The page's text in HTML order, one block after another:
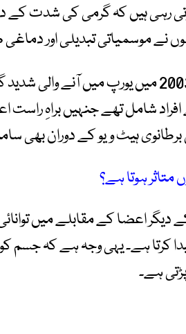
رہی ہیں کہ گرمی کی شدت کے
نے موسمیاتی تبدیلی اور
ان کے مطابق سنہ 2003 میں یورپ میں
ایسے افراد شامل تھے جنہیں براہِ
ہوتا ہے؟
دیگر اعضا کے مقابلے میں
کرتا ہے۔ یہی وجہ ہے کہ
ہے۔